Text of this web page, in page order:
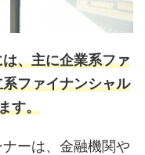
、主に企業系ファ
ファイナンシャル
す。
ーは、金融機関や